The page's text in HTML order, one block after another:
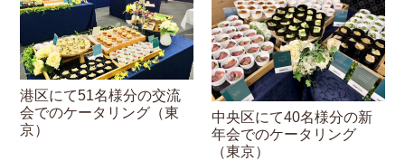
港区にて51名様分の交流
会でのケータリング（東
京）
中央区にて40名様分の新
年会でのケータリング
（東京）